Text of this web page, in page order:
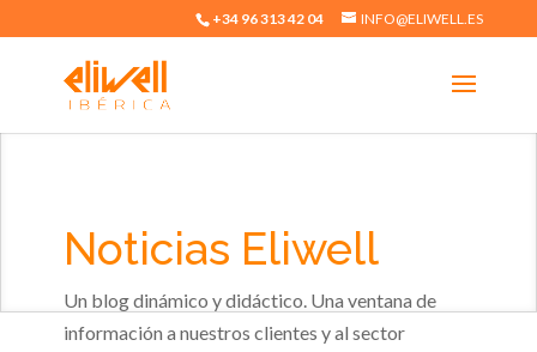
+34 96 313 42 04 INFO@ELIWELL.ES
Noticias Eliwell
Un blog dinámico y didáctico. Una ventana de
información a nuestros clientes y al sector